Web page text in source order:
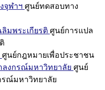
จุฬาฯ ศูนย์ทดสอบทาง
มพระเกียรติ ศูนย์การแปล
ศูนย์กฎหมายเพื่อประชาชน
ลงกรณ์มหาวิทยาลัย ศูนย์
รณ์มหาวิทยาลัย